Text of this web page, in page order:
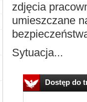
zdjęcia
umieszczane
Sytuacja...
Dostęp do